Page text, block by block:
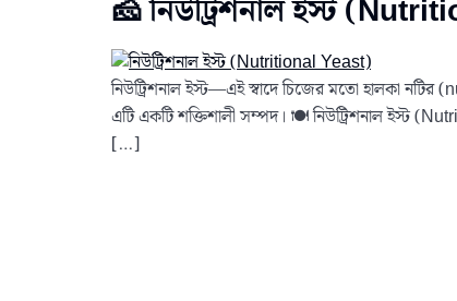
🧀 নিউট্রিশনাল ইস্ট
নিউট্রিশনাল ইস্ট—এই স্বাদে চিজের মতো হালকা নটির
এটি একটি শক্তিশালী সম্পদ। 🍽️ নিউট্রিশনাল ইস্ট
[…]